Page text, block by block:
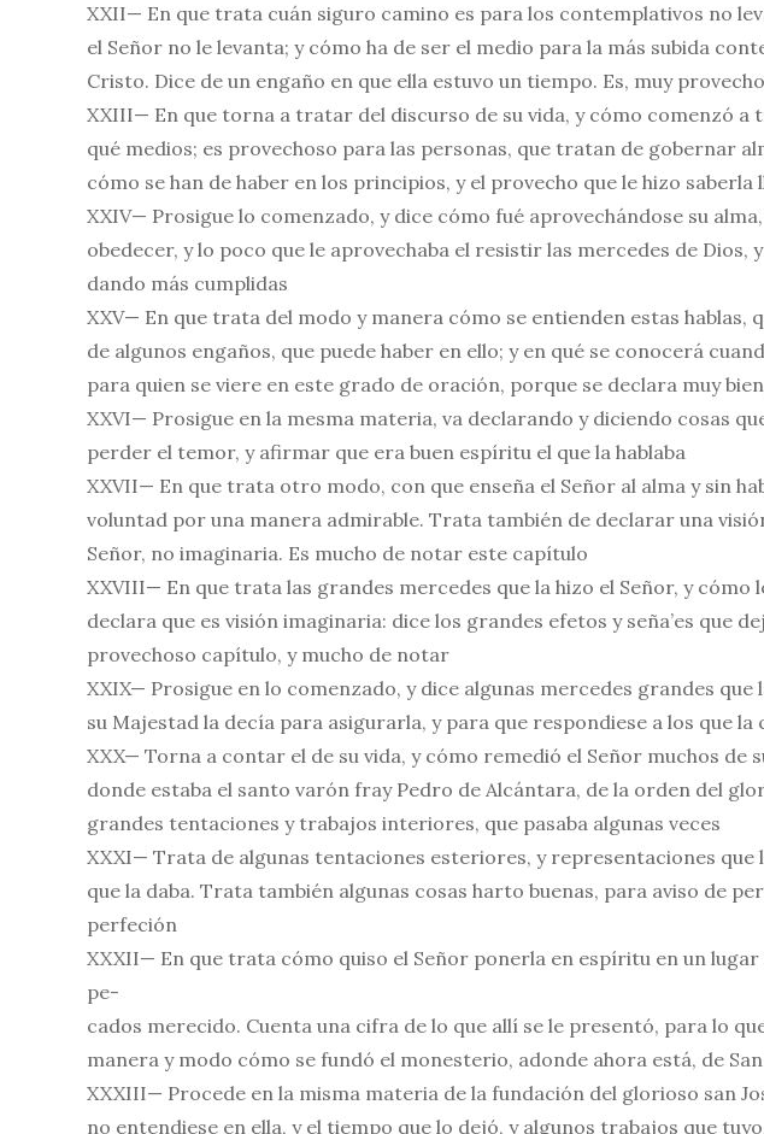
XXII— En que trata cuán siguro camino es para los contemplativos no
el Señor no le levanta; y cómo ha de ser el medio para la más subida
Cristo. Dice de un engaño en que ella estuvo un tiempo. Es, muy
XXIII— En que torna a tratar del discurso de su vida, y cómo comenzó
qué medios; es provechoso para las personas, que tratan de gobernar
cómo se han de haber en los principios, y el provecho que le hizo saberla
XXIV— Prosigue lo comenzado, y dice cómo fué aprovechándose su
obedecer, y lo poco que le aprovechaba el resistir las mercedes de Dios,
dando más cumplidas
XXV— En que trata del modo y manera cómo se entienden estas hablas,
de algunos engaños, que puede haber en ello; y en qué se conocerá
para quien se viere en este grado de oración, porque se declara muy
XXVI— Prosigue en la mesma materia, va declarando y diciendo cosas
perder el temor, y afirmar que era buen espíritu el que la hablaba
XXVII— En que trata otro modo, con que enseña el Señor al alma y sin
voluntad por una manera admirable. Trata también de declarar una
Señor, no imaginaria. Es mucho de notar este capítulo
XXVIII— En que trata las grandes mercedes que la hizo el Señor, y cómo
declara que es visión imaginaria: dice los grandes efetos y seña’es que
provechoso capítulo, y mucho de notar
XXIX— Prosigue en lo comenzado, y dice algunas mercedes grandes que
su Majestad la decía para asigurarla, y para que respondiese a los que
XXX— Torna a contar el de su vida, y cómo remedió el Señor muchos de
donde estaba el santo varón fray Pedro de Alcántara, de la orden del
grandes tentaciones y trabajos interiores, que pasaba algunas veces
XXXI— Trata de algunas tentaciones esteriores, y representaciones que
que la daba. Trata también algunas cosas harto buenas, para aviso de
perfeción
XXXII— En que trata cómo quiso el Señor ponerla en espíritu en un
pe-
cados merecido. Cuenta una cifra de lo que allí se le presentó, para lo
manera y modo cómo se fundó el monesterio, adonde ahora está, de San
XXXIII— Procede en la misma materia de la fundación del glorioso san
no entendiese en ella, y el tiempo que lo dejó, y algunos trabajos que